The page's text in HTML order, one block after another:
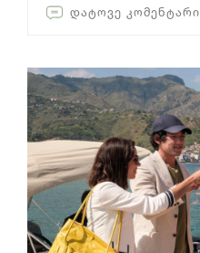
ᲓᲐᲢᲝᲕᲔ ᲙᲝᲛᲔᲜᲢᲐᲠᲘ